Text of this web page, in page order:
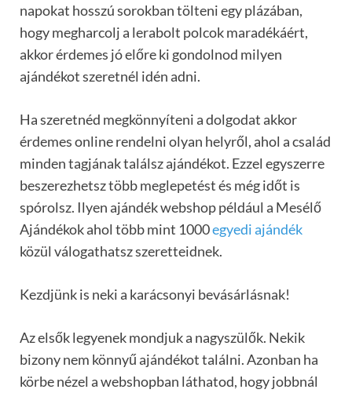
napokat hosszú sorokban tölteni egy plázában,
hogy megharcolj a lerabolt polcok maradékáért,
akkor érdemes jó előre ki gondolnod milyen
ajándékot szeretnél idén adni.
Ha szeretnéd megkönnyíteni a dolgodat akkor
érdemes online rendelni olyan helyről, ahol a család
minden tagjának találsz ajándékot. Ezzel egyszerre
beszerezhetsz több meglepetést és még időt is
spórolsz. Ilyen ajándék webshop például a Mesélő
Ajándékok ahol több mint 1000egyedi ajándék
közül válogathatsz szeretteidnek.
Kezdjünk is neki a karácsonyi bevásárlásnak!
Az elsők legyenek mondjuk a nagyszülők. Nekik
bizony nem könnyű ajándékot találni. Azonban ha
körbe nézel a webshopban láthatod, hogy jobbnál